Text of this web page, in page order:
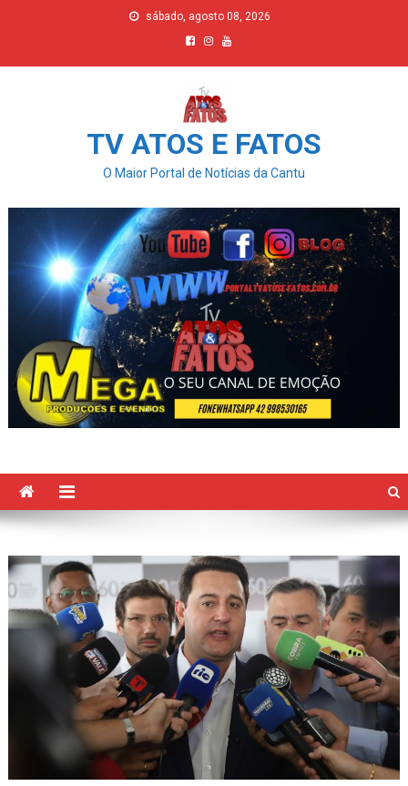
sábado, agosto 08, 2026
TV ATOS E FATOS
O Maior Portal de Notícias da Cantu